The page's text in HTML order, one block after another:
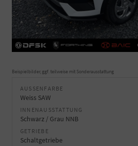
Beispielbilder, ggf. teilweise mit Sonderausstattung
AUSSENFARBE
Weiss SAW
INNENAUSSTATTUNG
Schwarz / Grau NNB
GETRIEBE
Schaltgetriebe